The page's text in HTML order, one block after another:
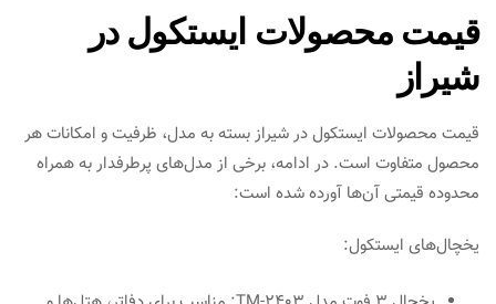
قیمت محصولات ایستکول در
شیراز
قیمت محصولات ایستکول در شیراز بسته به مدل، ظرفیت و امکانات هر
محصول متفاوت است. در ادامه، برخی از مدل‌های پرطرفدار به همراه
محدوده قیمتی آن‌ها آورده شده است:​
یخچال‌های ایستکول: